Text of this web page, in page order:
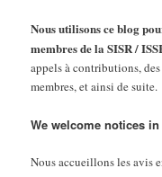
Nous utilisons ce blog
membres de la SISR /
appels à contributions,
membres, et ainsi de suite.
We welcome notices
Nous accueillons les avis